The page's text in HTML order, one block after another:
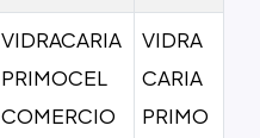
VIDRACARIA
PRIMOCEL
COMERCIO
VIDRA
CARIA
PRIMO